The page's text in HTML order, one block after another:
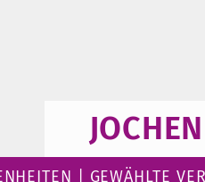
| GEWÄHLTE